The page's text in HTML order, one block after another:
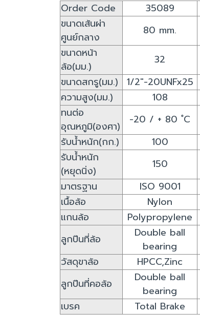
Order Code
35089
ขนาดเส้นผ่า
ศูนย์กลาง
80 mm.
ขนาดหน้า
ล้อ(มม.)
32
ขนาดสกรู(มม.)
1/2"-20UNFx25
ความสูง(มม.)
108
ทนต่อ
อุณหภูมิ(องศา)
-20 / + 80 ํC
รับน้ำหนัก(กก.)
100
รับน้ำหนัก
(หยุดนิ่ง)
150
มาตรฐาน
ISO 9001
เนื้อล้อ
Nylon
แกนล้อ
Polypropylene
ลูกปืนที่ล้อ
Double ball
bearing
วัสดุขาล้อ
HPCC,Zinc
ลูกปืนที่คอล้อ
Double ball
bearing
เบรค
Total Brake